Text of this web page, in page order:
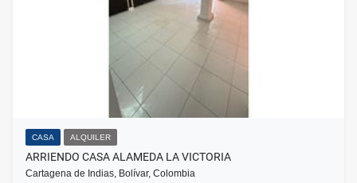
CASA ALQUILER
ARRIENDO CASA ALAMEDA LA VICTORIA
Cartagena de Indias, Bolívar, Colombia